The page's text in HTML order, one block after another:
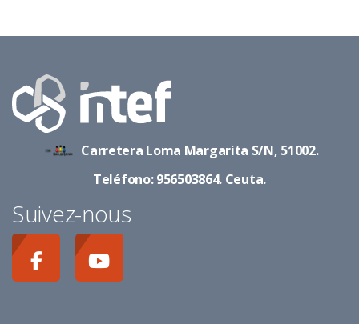
Carretera Loma Margarita S/N, 51002.
Teléfono: 956503864. Ceuta.
Suivez-nous